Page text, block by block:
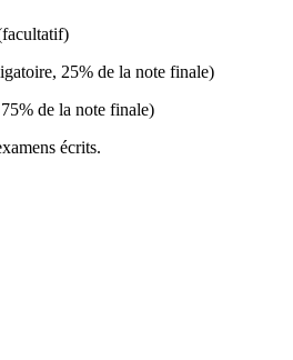
25% de la note finale)
de la note finale)
écrits.